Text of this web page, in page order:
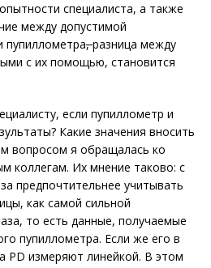
специалиста, а также
между допустимой
пупиллометра,разница между
с их помощью, становится
если пупиллометр и
Какие значения вносить
вопросом я обращалась ко
коллегам. Их мнение таково: с
предпочтительнее учитывать
как самой сильной
то есть данные, получаемые
пупиллометра. Если же его в
PD измеряют линейкой. В этом